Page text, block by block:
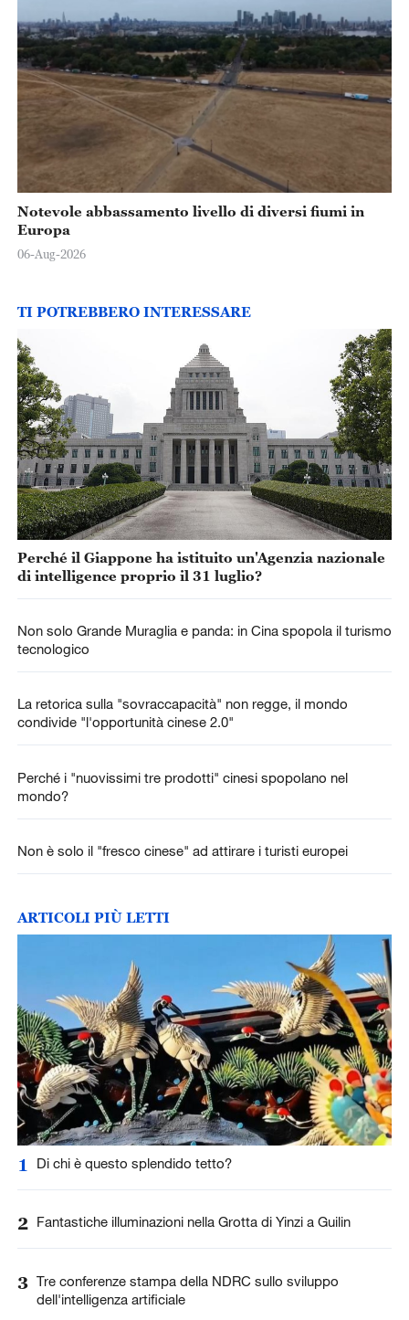
Notevole abbassamento livello di diversi fiumi in
Europa
06-Aug-2026
TI POTREBBERO INTERESSARE
Perché il Giappone ha istituito un'Agenzia nazionale
di intelligence proprio il 31 luglio?
Non solo Grande Muraglia e panda: in Cina spopola il turismo
tecnologico
La retorica sulla "sovraccapacità" non regge, il mondo
condivide "l'opportunità cinese 2.0"
Perché i "nuovissimi tre prodotti" cinesi spopolano nel
mondo?
Non è solo il "fresco cinese" ad attirare i turisti europei
ARTICOLI PIÙ LETTI
1 Di chi è questo splendido tetto?
2 Fantastiche illuminazioni nella Grotta di Yinzi a Guilin
3 Tre conferenze stampa della NDRC sullo sviluppo
dell'intelligenza artificiale